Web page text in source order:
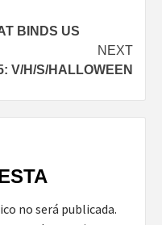
BINDS US
NEXT
V/H/S/HALLOWEEN
no será publicada.